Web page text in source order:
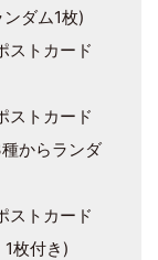
ダム1枚)
ストカード
ストカード
からランダ
ストカード
枚付き)